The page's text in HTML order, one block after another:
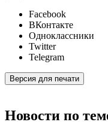
Facebook
ВКонтакте
Одноклассники
Twitter
Telegram
Версия для печати
Новости по